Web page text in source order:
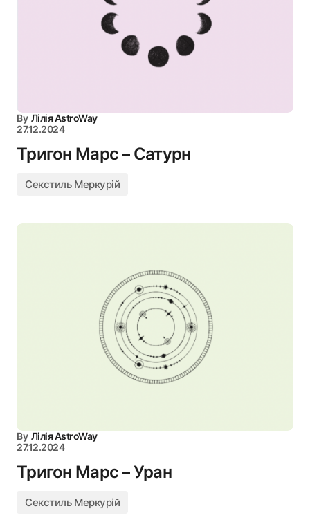
By Лілія AstroWay
27.12.2024
Тригон Марс – Сатурн
Секстиль Меркурій
By Лілія AstroWay
27.12.2024
Тригон Марс – Уран
Секстиль Меркурій